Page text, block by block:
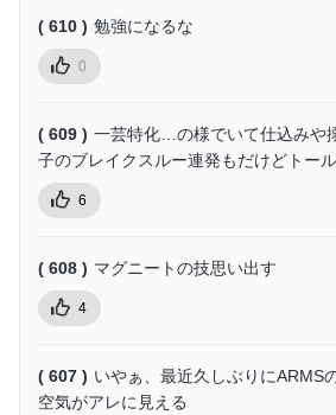
( 610 ) 勉強になるな
0
( 609 ) 一芸特化…の様でいて仕込みや
子のブレイクスルー連発もだけどトー
6
( 608 ) マグニートの技思い出す
4
( 607 ) いやぁ、最近久しぶりにARMS
空気がアレに見える